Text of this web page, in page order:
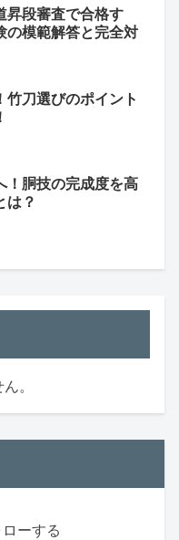
昇段審査で合格す
の模範解答と完全対
竹刀選びのポイント
！胴技の完成度を高
は？
。
ーする